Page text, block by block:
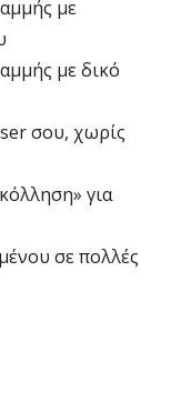
με
με δικό
σου, χωρίς
για
σε πολλές